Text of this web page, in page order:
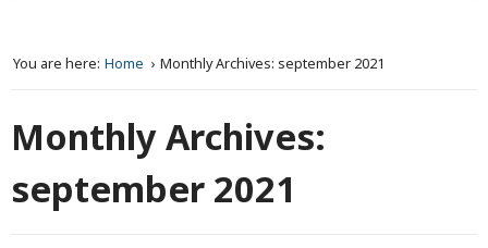
You are here: Home Monthly Archives: september 2021
Monthly Archives:
september 2021